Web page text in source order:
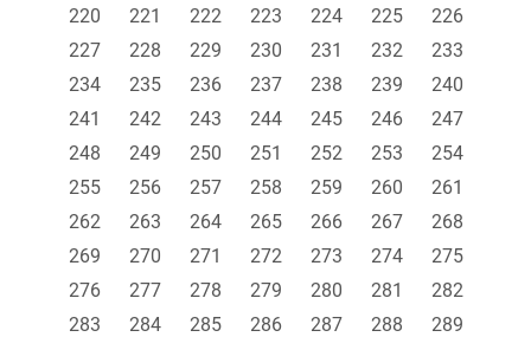
220
221 222 223 224 225
226
227
228 229 230 231 232
233
234
235 236 237 238 239
240
241
242 243 244 245 246
247
248
249 250 251 252 253
254
255
256 257 258 259 260
261
262
263 264 265 266 267
268
269
270 271 272 273 274
275
276
277 278 279 280 281
282
283
284 285 286 287 288
289